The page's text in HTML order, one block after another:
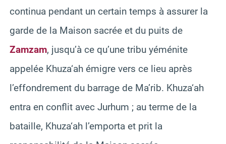
continua pendant un certain temps à assurer la
garde de la Maison sacrée et du puits de
Zamzam, jusqu’à ce qu’une tribu yéménite
appelée Khuza‘ah émigre vers ce lieu après
l’effondrement du barrage de Ma’rib. Khuza‘ah
entra en conflit avec Jurhum ; au terme de la
bataille, Khuza‘ah l’emporta et prit la